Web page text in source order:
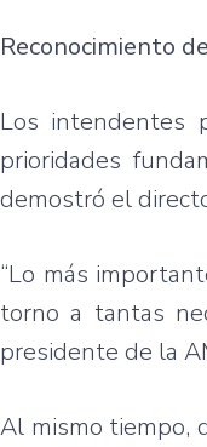
Reconocimiento
Los intendentes
prioridades
demostró el
“Lo más
torno a tantas
presidente de la
Al mismo tiempo,